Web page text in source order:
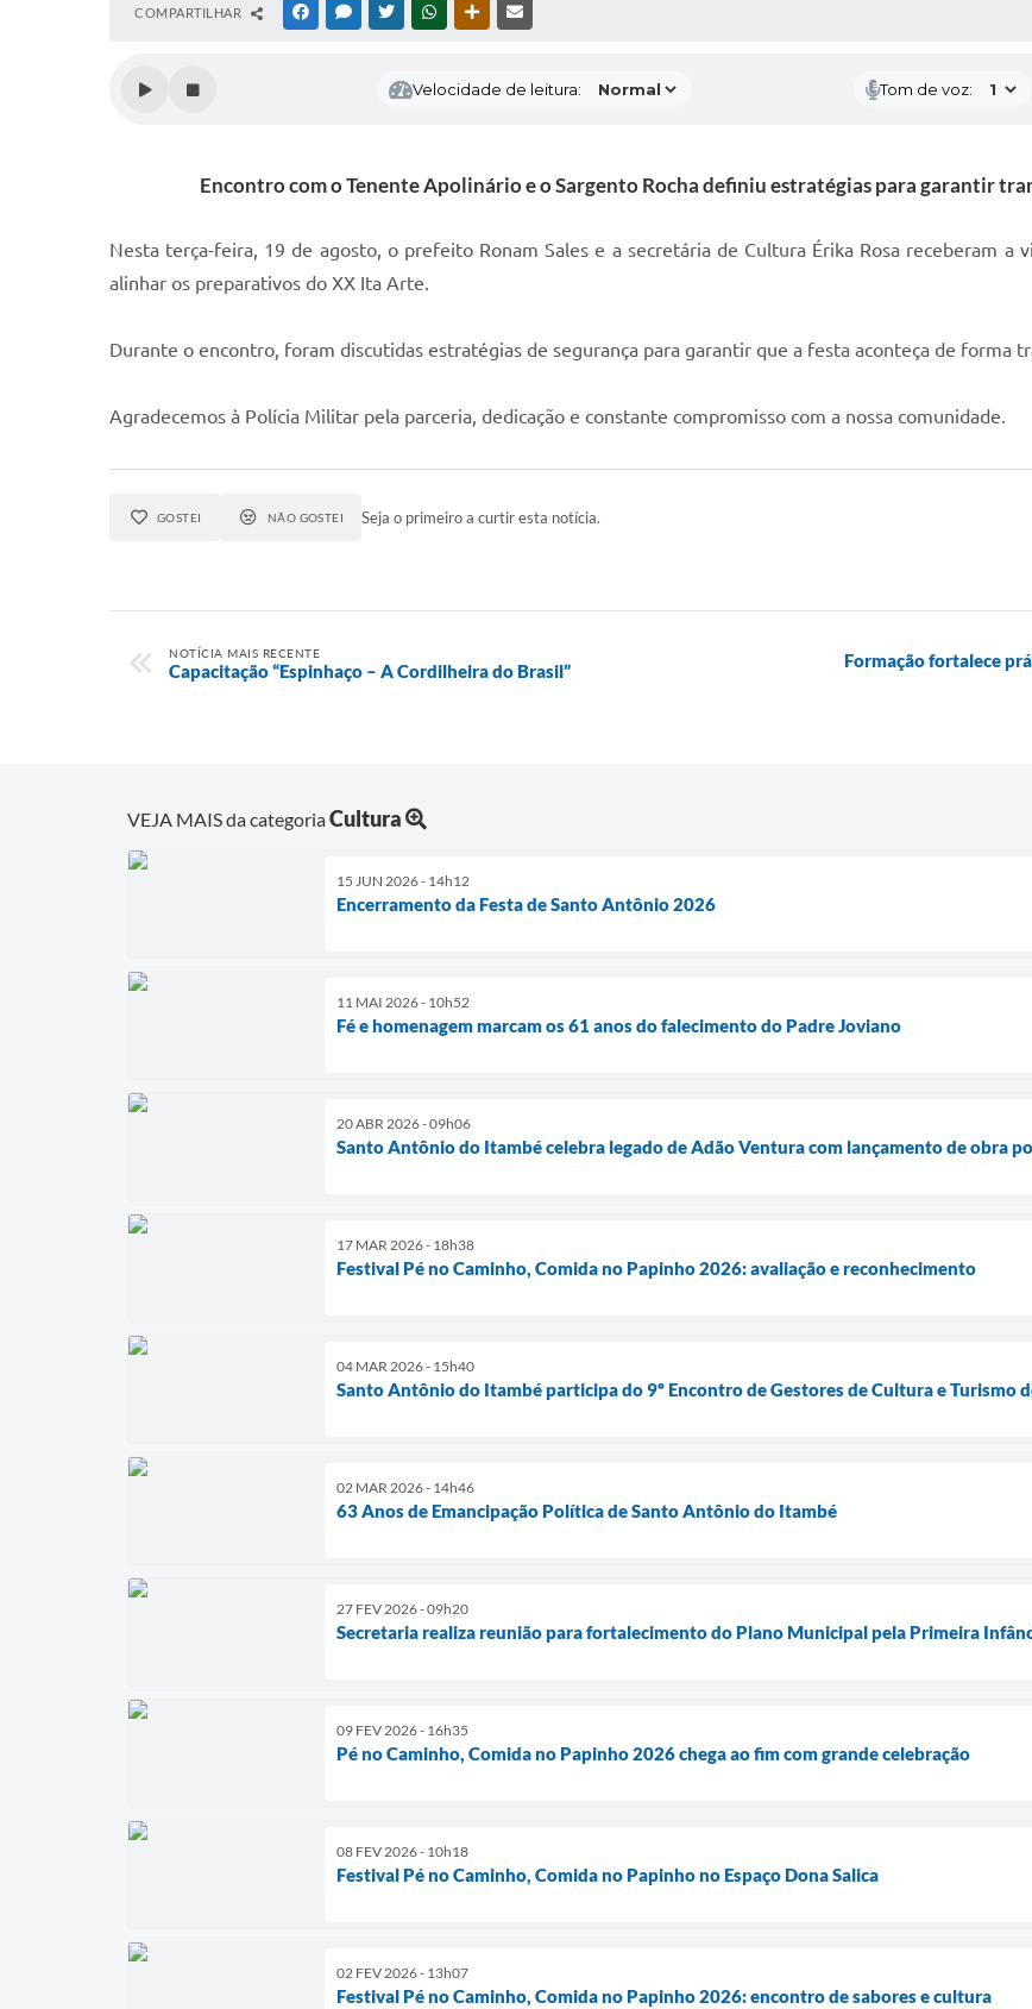
COMPARTILHAR FACEBOOKMESSENGER
TWITTERWHATSAPPOUTRAS MÍDIAS
Velocidade de leitura: Tom de voz:
Encontro com o Tenente Apolinário e o Sargento Rocha definiu estratégias para garantir
Nesta terça-feira, 19 de agosto, o prefeito Ronam Sales e a secretária de Cultura Érika Rosa receberam a
alinhar os preparativos do XX Ita Arte.
Durante o encontro, foram discutidas estratégias de segurança para garantir que a festa aconteça de forma
Agradecemos à Polícia Militar pela parceria, dedicação e constante compromisso com a nossa comunidade.
GOSTEI NÃO GOSTEI Seja o primeiro a curtir esta notícia.
NOTÍCIA MAIS RECENTE
Capacitação “Espinhaço – A Cordilheira do Brasil”
Formação fortalece
VEJA MAIS da categoriaCultura
15 JUN 2026 - 14h12
Encerramento da Festa de Santo Antônio 2026
11 MAI 2026 - 10h52
Fé e homenagem marcam os 61 anos do falecimento do Padre Joviano
20 ABR 2026 - 09h06
Santo Antônio do Itambé celebra legado de Adão Ventura com lançamento de obra
17 MAR 2026 - 18h38
Festival Pé no Caminho, Comida no Papinho 2026: avaliação e reconhecimento
04 MAR 2026 - 15h40
Santo Antônio do Itambé participa do 9º Encontro de Gestores de Cultura e Turismo
02 MAR 2026 - 14h46
63 Anos de Emancipação Política de Santo Antônio do Itambé
27 FEV 2026 - 09h20
Secretaria realiza reunião para fortalecimento do Plano Municipal pela Primeira
09 FEV 2026 - 16h35
Pé no Caminho, Comida no Papinho 2026 chega ao fim com grande celebração
08 FEV 2026 - 10h18
Festival Pé no Caminho, Comida no Papinho no Espaço Dona Salica
02 FEV 2026 - 13h07
Festival Pé no Caminho, Comida no Papinho 2026: encontro de sabores e cultura